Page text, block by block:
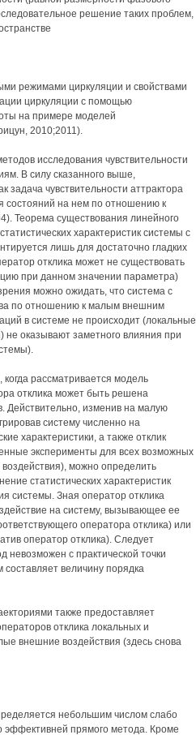
решение таких проблем,
режимами циркуляции и свойствами
циркуляции с помощью
на примере моделей
2010;2011).
исследования чувствительности
В силу сказанного выше,
чувствительности аттрактора
состояний на нем по отношению к
Теорема существования линейного
характеристик системы с
лишь для достаточно гладких
отклика может не существовать
при данном значении параметра)
можно ожидать, что система с
по отношению к малым внешним
в системе не происходит (локальные
оказывают заметного влияния при
рассматривается модель
отклика может быть решена
Действительно, изменив на малую
систему численно на
характеристики, а также отклик
эксперименты для всех возможных
можно определить
статистических характеристик
системы. Зная оператор отклика
на систему, вызывающее ее
оператора отклика) или
оператор отклика). Следует
с практической точки
составляет величину порядка
также предоставляет
отклика локальных и
внешние воздействия (здесь снова
небольшим числом слабо
эффективней прямого метода. Кроме